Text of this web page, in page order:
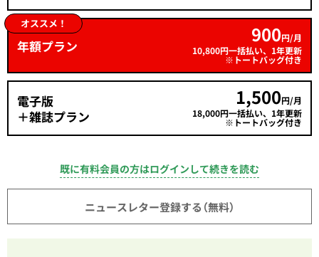
オススメ！
年額プラン 900円/月
10,800円一括払い、1年更新
※トートバッグ付き
電子版
＋雑誌プラン
1,500円/月
18,000円一括払い、1年更新
※トートバッグ付き
既に有料会員の方はログインして続きを読む
ニュースレター登録する（無料）